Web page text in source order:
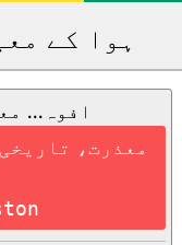
ہوا کے
افوہ...
معذرت،